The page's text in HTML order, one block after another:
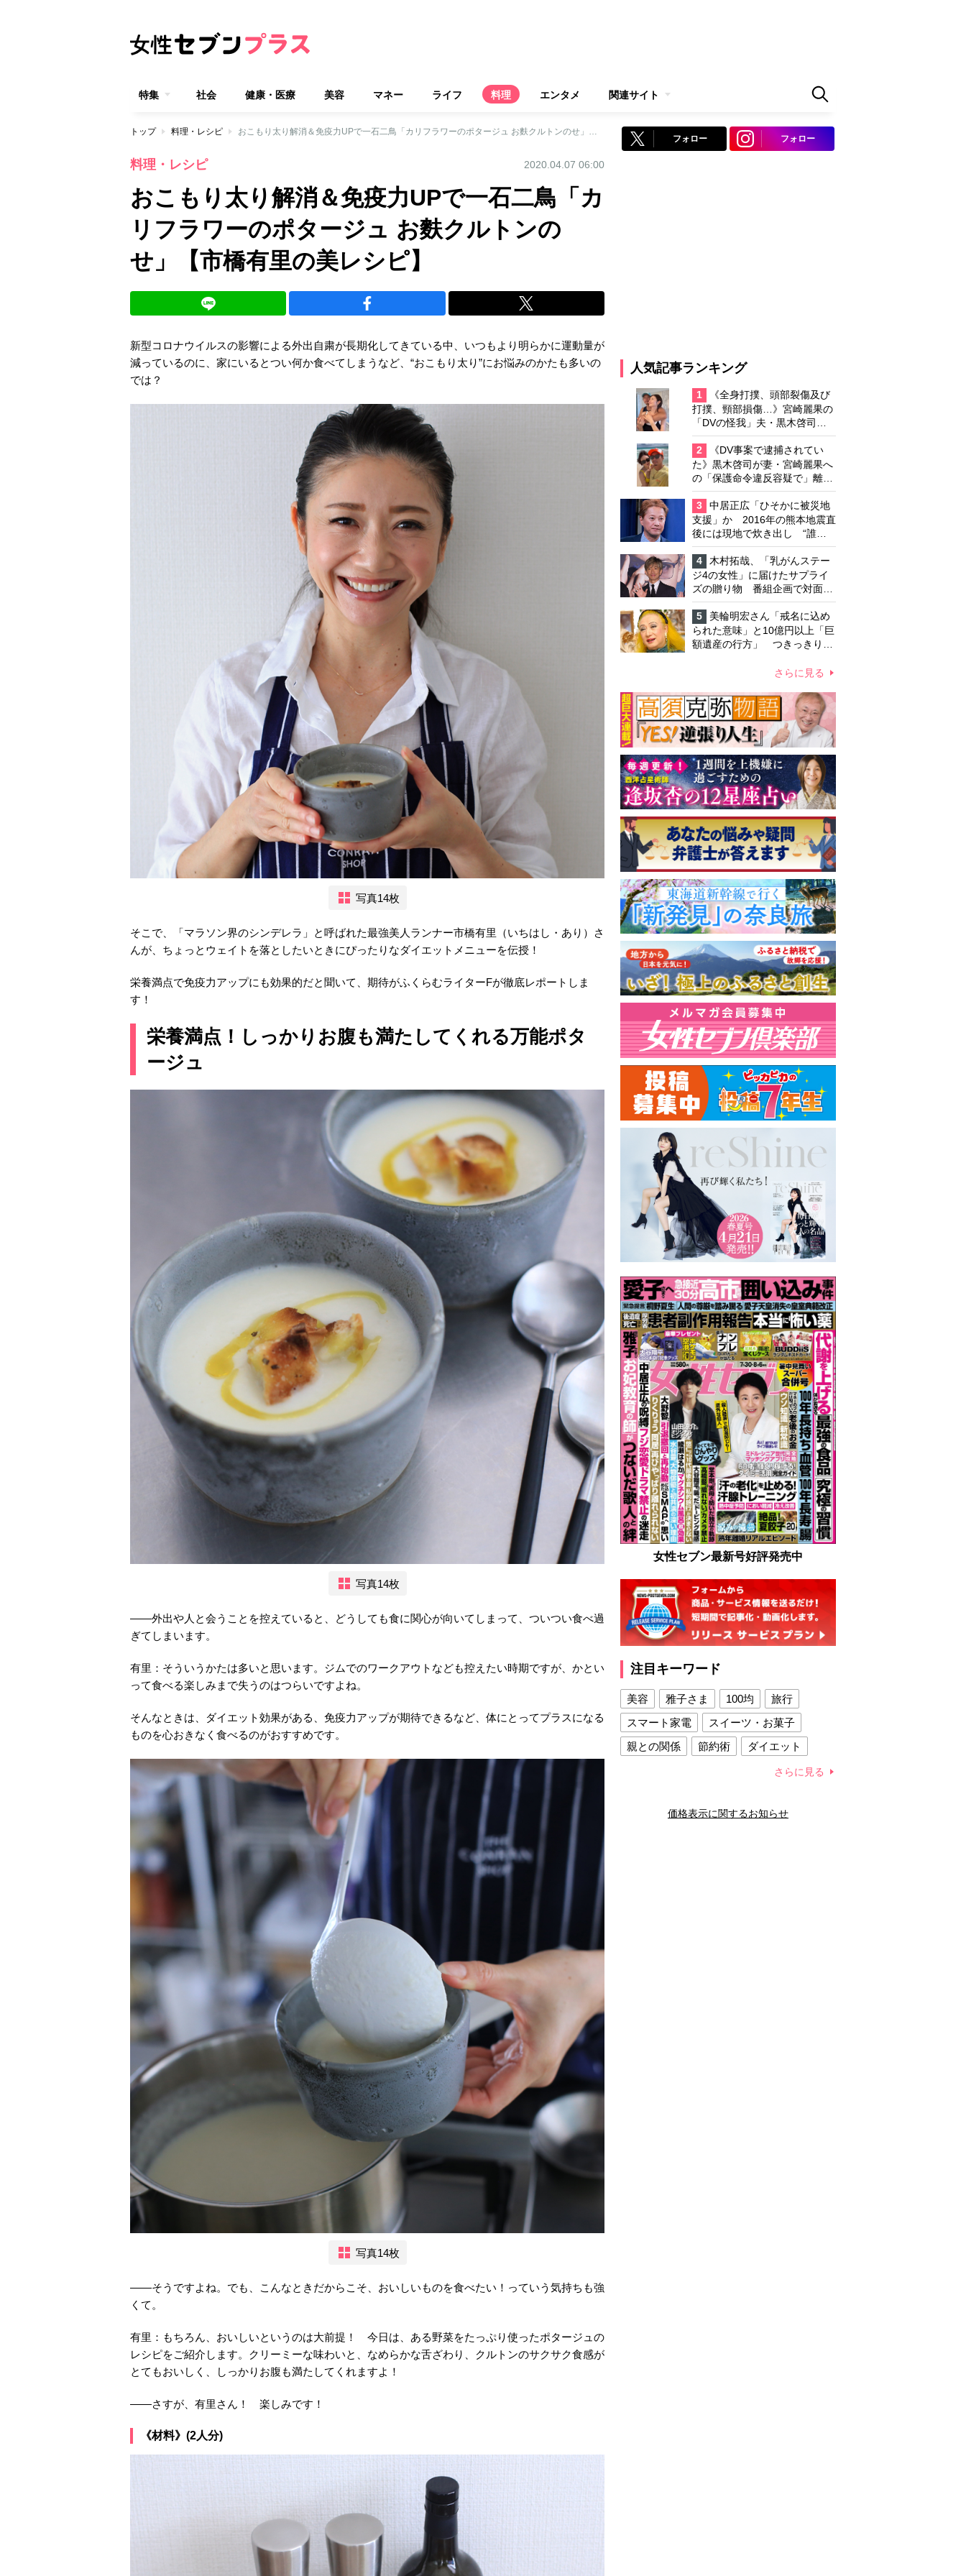
特集 社会 健康・医療 美容 マネー ライフ 料理 エンタメ 関連サイト
トップ 料理・レシピ おこもり太り解消＆免疫力UPで一石二鳥「カリフラワーのポタージュ お麩クルトンのせ」【市橋有里の美レシピ】
料理・レシピ 2020.04.07 06:00
おこもり太り解消＆免疫力UPで一石二鳥「カ
リフラワーのポタージュ お麩クルトンの
せ」【市橋有里の美レシピ】
新型コロナウイルスの影響による外出自粛が長期化してきている中、いつもより明らかに運動量が
減っているのに、家にいるとつい何か食べてしまうなど、“おこもり太り”にお悩みのかたも多いの
では？
写真14枚
そこで、「マラソン界のシンデレラ」と呼ばれた最強美人ランナー市橋有里（いちはし・あり）さ
んが、ちょっとウェイトを落としたいときにぴったりなダイエットメニューを伝授！
栄養満点で免疫力アップにも効果的だと聞いて、期待がふくらむライターFが徹底レポートしま
す！
栄養満点！しっかりお腹も満たしてくれる万能ポタ
ージュ
写真14枚
――外出や人と会うことを控えていると、どうしても食に関心が向いてしまって、ついつい食べ過
ぎてしまいます。
有里：そういうかたは多いと思います。ジムでのワークアウトなども控えたい時期ですが、かとい
って食べる楽しみまで失うのはつらいですよね。
そんなときは、ダイエット効果がある、免疫力アップが期待できるなど、体にとってプラスになる
ものを心おきなく食べるのがおすすめです。
写真14枚
――そうですよね。でも、こんなときだからこそ、おいしいものを食べたい！っていう気持ちも強
くて。
有里：もちろん、おいしいというのは大前提！ 今日は、ある野菜をたっぷり使ったポタージュの
レシピをご紹介します。クリーミーな味わいと、なめらかな舌ざわり、クルトンのサクサク食感が
とてもおいしく、しっかりお腹も満たしてくれますよ！
――さすが、有里さん！ 楽しみです！
《材料》(2人分)
フォロー フォロー
人気記事ランキング
1
《全身打撲、頭部裂傷及び
打撲、頸部損傷…》宮崎麗果の
「DVの怪我」夫・黒木啓司の
逮捕で始まる「夫婦の闘争」
2
《DV事案で逮捕されてい
た》黒木啓司が妻・宮崎麗果へ
の「保護命令違反容疑で」離婚
協議は「第二ステージ」へ
3
中居正広「ひそかに被災地
支援」か 2016年の熊本地震直
後には現地で炊き出し “誰に
も知られなくて良い”と、むし
ろ強まる福祉活動への思い
4
木村拓哉、「乳がんステー
ジ4の女性」に届けたサプライ
ズの贈り物 番組企画で対面し
たファンが、夢と希望を与える
心遣いに「うれしくて号泣しま
した」
5
美輪明宏さん「戒名に込め
られた意味」と10億円以上「巨
額遺産の行方」 つきっきりで
さらに見る
女性セブン最新号好評発売中
注目キーワード
美容 雅子さま 100均
旅行
スマート家電
スイーツ・お菓子
親との関係
節約術
ダイエット
夫との関係
新津春子 どか食い
さらに見る
価格表示に関するお知らせ